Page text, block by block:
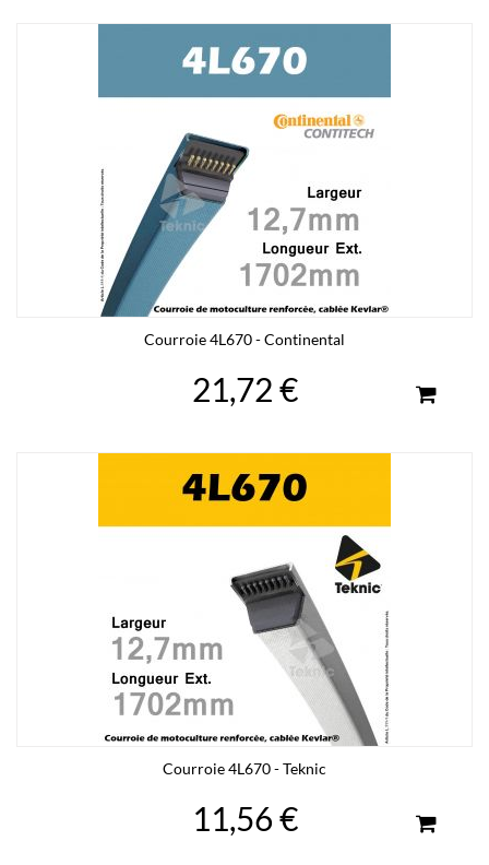
Courroie 4L670 - Continental
21,72 €
Courroie 4L670 - Teknic
11,56 €